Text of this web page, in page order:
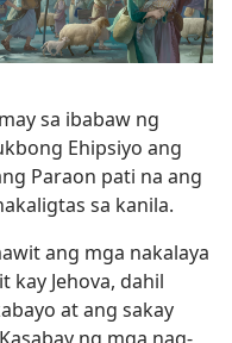
sa ibabaw ng
Ehipsiyo ang
Paraon pati na ang
sa kanila.
ang mga nakalaya
kay Jehova, dahil
at ang sakay